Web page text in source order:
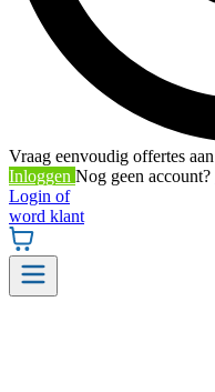
Vraag eenvoudig offertes aan
Inloggen Nog geen account?
Login of
word klant